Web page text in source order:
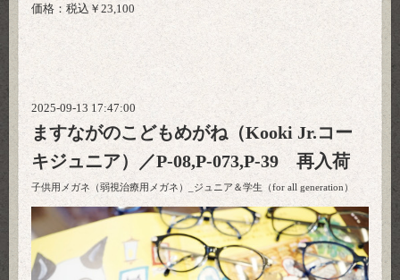
価格：税込￥23,100
2025-09-13 17:47:00
ますながのこどもめがね（Kooki Jr.コー
キジュニア）／P-08,P-073,P-39 再入荷
子供用メガネ（弱視治療用メガネ）_ジュニア＆学生（for all generation）